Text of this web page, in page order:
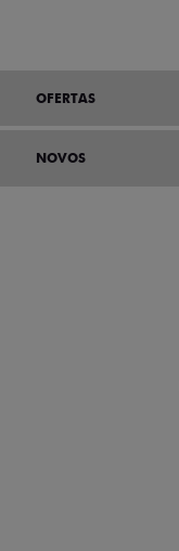
OFERTAS
NOVOS